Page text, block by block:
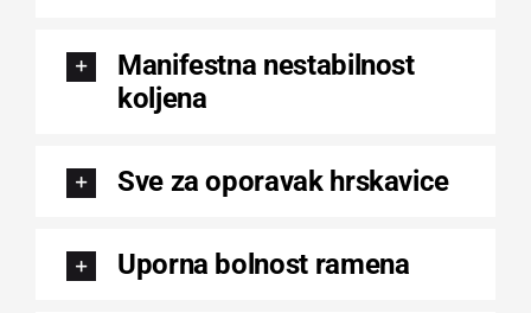
Manifestna nestabilnost
koljena
Sve za oporavak hrskavice
Uporna bolnost ramena